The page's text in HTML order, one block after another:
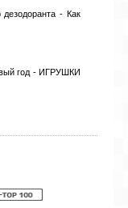
- Как
год - ИГРУШКИ